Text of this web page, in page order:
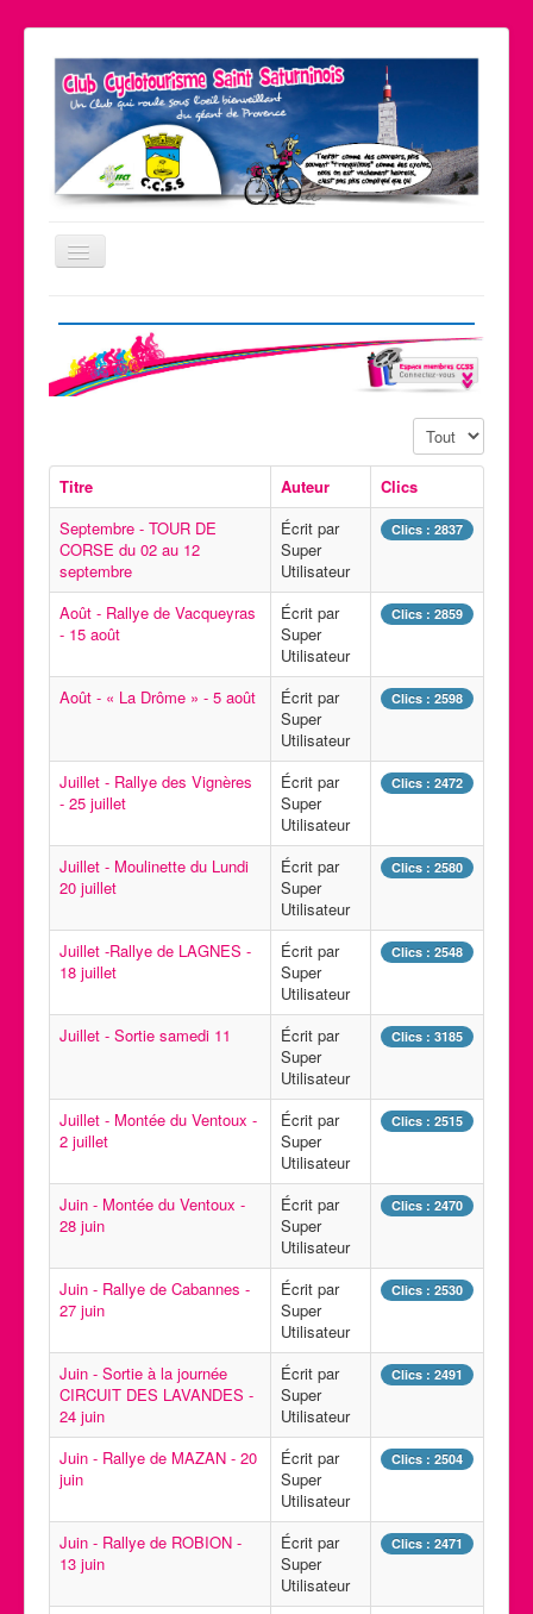
Basculer
Nos partenaires
Liens
Accueil
Le club
Calendrier des activités
Manifestations
Photos et Vidéos
Affichage #
Titre Auteur
Clics
Septembre - TOUR DE
CORSE du 02 au 12
septembre
Écrit par
Super
Utilisateur
Clics : 2837
Août - Rallye de Vacqueyras
- 15 août
Écrit par
Super
Utilisateur
Clics : 2859
Août - « La Drôme » - 5 août
Écrit par
Super
Utilisateur
Clics : 2598
Juillet - Rallye des Vignères
- 25 juillet
Écrit par
Super
Utilisateur
Clics : 2472
Juillet - Moulinette du Lundi
20 juillet
Écrit par
Super
Utilisateur
Clics : 2580
Juillet -Rallye de LAGNES -
18 juillet
Écrit par
Super
Utilisateur
Clics : 2548
Juillet - Sortie samedi 11
Écrit par
Super
Utilisateur
Clics : 3185
Juillet - Montée du Ventoux -
2 juillet
Écrit par
Super
Utilisateur
Clics : 2515
Juin - Montée du Ventoux -
28 juin
Écrit par
Super
Utilisateur
Clics : 2470
Juin - Rallye de Cabannes -
27 juin
Écrit par
Super
Utilisateur
Clics : 2530
Juin - Sortie à la journée
CIRCUIT DES LAVANDES -
24 juin
Écrit par
Super
Utilisateur
Clics : 2491
Juin - Rallye de MAZAN - 20
juin
Écrit par
Super
Utilisateur
Clics : 2504
Juin - Rallye de ROBION -
13 juin
Écrit par
Super
Utilisateur
Clics : 2471